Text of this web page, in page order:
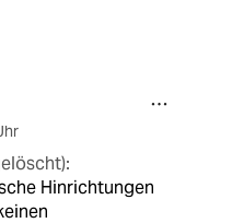
Hinrichtungen